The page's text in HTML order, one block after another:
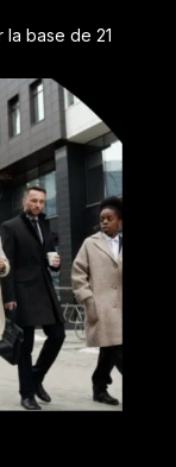
la base de 21